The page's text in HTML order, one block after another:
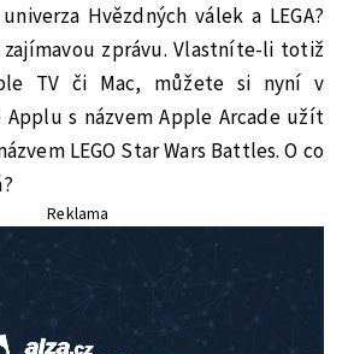
Hvězdných válek a LEGA?
zajímavou zprávu. Vlastníte-li totiž
TV či Mac, můžete si nyní v
s názvem Apple Arcade užít
LEGO Star Wars Battles. O co
Reklama